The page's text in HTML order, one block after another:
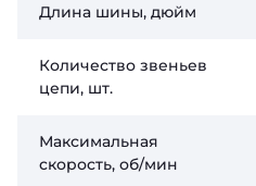
Длина шины, дюйм
Количество звеньев
цепи, шт.
Максимальная
скорость, об/мин